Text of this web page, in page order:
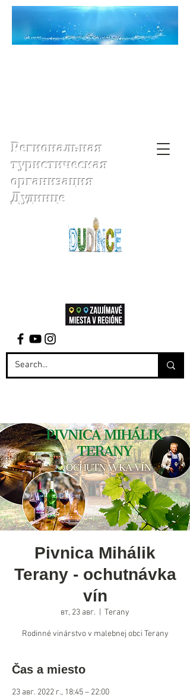
Региональная
туристическая
организация
Дудинце
Pivnica Mihálik
Terany - ochutnávka
vín
вт, 23 авг. Terany
Rodinné vinárstvo v malebnej obci Terany
Čas a miesto
23 авг. 2022 г., 18:45 – 22:00